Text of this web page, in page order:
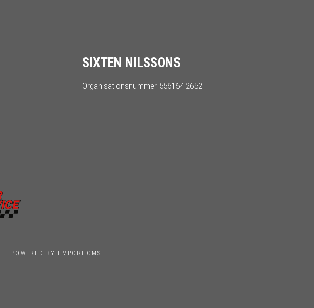
SIXTEN NILSSONS
Organisationsnummer 556164-2652
POWERED BY EMPORI CMS